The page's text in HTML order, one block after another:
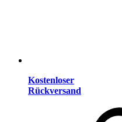
Kostenloser
Rückversand